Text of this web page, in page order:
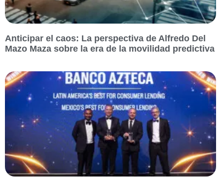
Anticipar el caos: La perspectiva de Alfredo Del
Mazo Maza sobre la era de la movilidad predictiva